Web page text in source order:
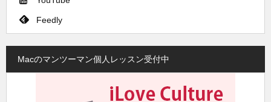
Feedly
Macのマンツーマン個人レッスン受付中